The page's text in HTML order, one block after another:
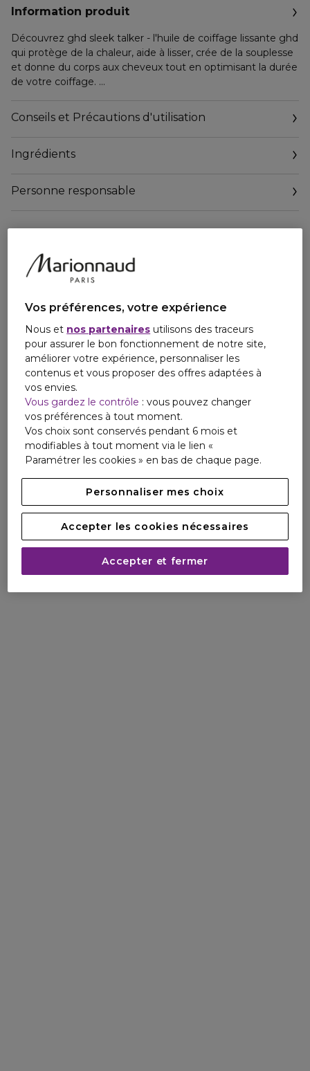
Information produit
Découvrez ghd sleek talker - l'huile de coiffage lissante ghd
qui protège de la chaleur, aide à lisser, crée de la souplesse
et donne du corps aux cheveux tout en optimisant la durée
de votre coiffage.
RÉSULTATS :
Jusqu'à 72h de cheveux doux et lisses*, des cheveux 4x plus
Tous types et longueurs de cheveux
Développéee en combinaison avec le lisseur séchant ghd
duo idéal pour décupler vos résultats de coiffage et obtenir
des cheveux lisses et doux jusqu'à 72h* avec 25% de
contrôle durable des frisottis** et des cheveux 4 x plus
disciplinés*. Elle est également dotée du Système
Thermoprotecteur ghd pour créer un bouclier invisible sur
les cheveux et protéger de la chaleur du coiffage. Sa
formule légère et non grasse est idéale pour tous les types
de cheveux.
*quand utilisée avec ghd duet style, vs des cheveux
naturels séchés à l'air libre
**vs ghd duet style seul
Conseils et Précautions d'utilisation
Ingrédients
Personne responsable
CONTACT@GHDHAIR.FR
Vos préférences, votre expérience
Nous et nos partenaires utilisons des traceurs
pour assurer le bon fonctionnement de notre site,
améliorer votre expérience, personnaliser les
contenus et vous proposer des offres adaptées à
vos envies.
Vous gardez le contrôle : vous pouvez changer
vos préférences à tout moment.
Vos choix sont conservés pendant 6 mois et
modifiables à tout moment via le lien «
Paramétrer les cookies » en bas de chaque page.
Personnaliser mes choix
Accepter les cookies nécessaires
Accepter et fermer